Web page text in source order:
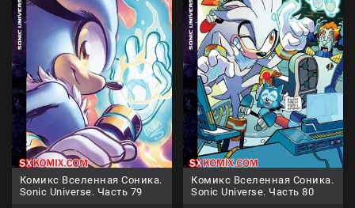
Комикс Вселенная Соника.
Sonic Universe. Часть 79
Комикс Вселенная Соника.
Sonic Universe. Часть 80